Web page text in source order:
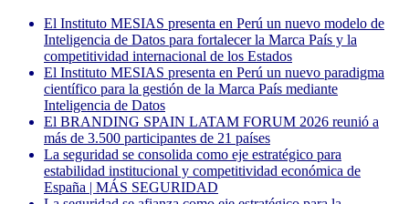
El Instituto MESIAS presenta en Perú un nuevo modelo de
Inteligencia de Datos para fortalecer la Marca País y la
competitividad internacional de los Estados
El Instituto MESIAS presenta en Perú un nuevo paradigma
científico para la gestión de la Marca País mediante
Inteligencia de Datos
El BRANDING SPAIN LATAM FORUM 2026 reunió a
más de 3.500 participantes de 21 países
La seguridad se consolida como eje estratégico para
estabilidad institucional y competitividad económica de
España | MÁS SEGURIDAD